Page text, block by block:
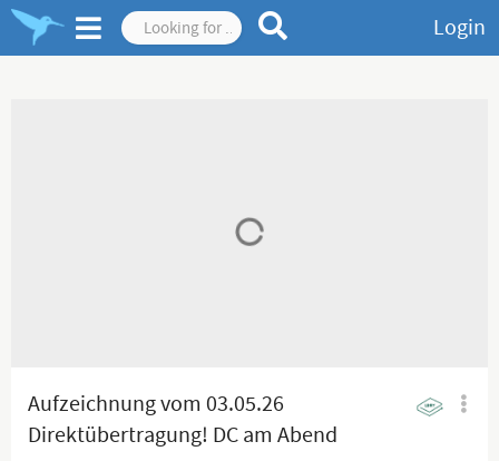
Login
Aufzeichnung vom 03.05.26
Direktübertragung! DC am Abend